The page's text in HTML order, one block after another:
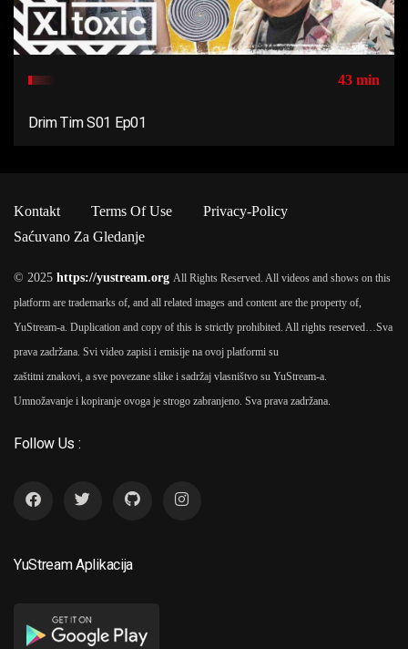
43 min
Drim Tim S01 Ep01
Kontakt Terms Of Use
Privacy-Policy
Saćuvano Za Gledanje
© 2025 https://yustream.org All Rights Reserved. All videos and shows on this
platform are trademarks of, and all related images and content are the property of,
YuStream-a. Duplication and copy of this is strictly prohibited. All rights reserved… Sva
prava zadržana. Svi video zapisi i emisije na ovoj platformi su
zaštitni znakovi, a sve povezane slike i sadržaj vlasništvo su YuStream-a.
Umnožavanje i kopiranje ovoga je strogo zabranjeno. Sva prava zadržana.
Follow Us :
YuStream Aplikacija